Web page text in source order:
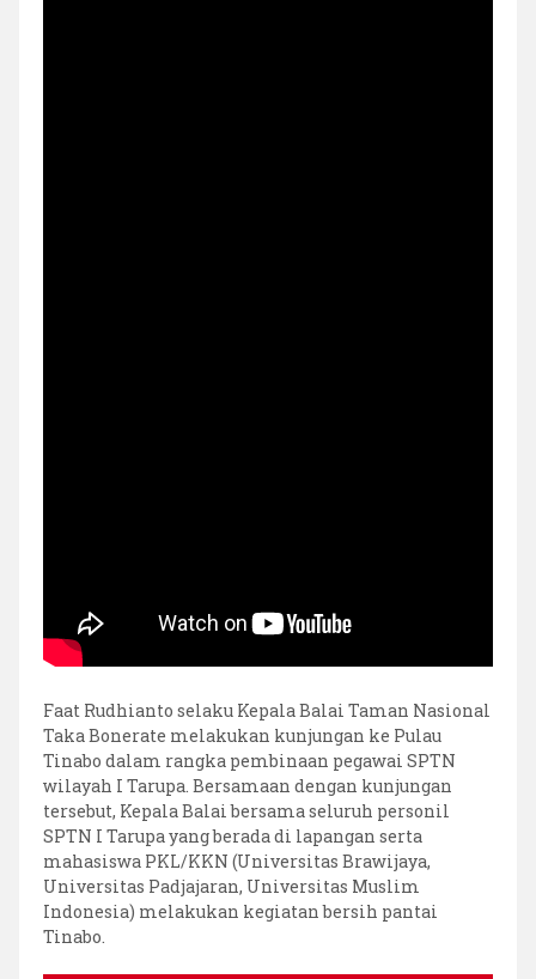
Faat Rudhianto selaku Kepala Balai Taman Nasional
Taka Bonerate melakukan kunjungan ke Pulau
Tinabo dalam rangka pembinaan pegawai SPTN
wilayah I Tarupa. Bersamaan dengan kunjungan
tersebut, Kepala Balai bersama seluruh personil
SPTN I Tarupa yang berada di lapangan serta
mahasiswa PKL/KKN (Universitas Brawijaya,
Universitas Padjajaran, Universitas Muslim
Indonesia) melakukan kegiatan bersih pantai
Tinabo.